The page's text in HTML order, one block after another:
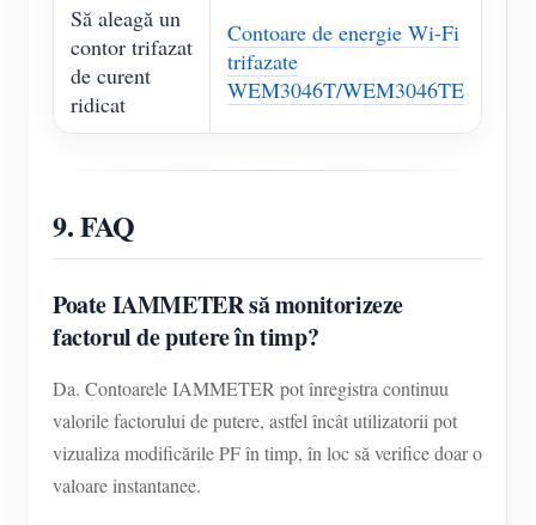
Să aleagă un
contor trifazat
de curent
ridicat
Contoare de energie Wi-Fi
trifazate
WEM3046T/WEM3046TE
9. FAQ
Poate IAMMETER să monitorizeze
factorul de putere în timp?
Da. Contoarele IAMMETER pot înregistra continuu
valorile factorului de putere, astfel încât utilizatorii pot
vizualiza modificările PF în timp, în loc să verifice doar o
valoare instantanee.